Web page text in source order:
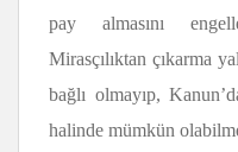
pay almasını
Mirasçılıktan çıkarma
bağlı olmayıp,
halinde mümkün